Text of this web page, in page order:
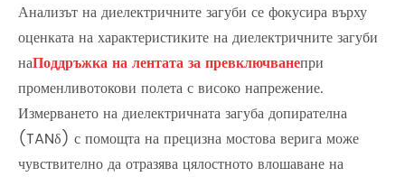
Анализът на диелектричните загуби се фокусира върху
оценката на характеристиките на диелектричните загуби
наПоддръжка на лентата за превключванепри
променливотокови полета с високо напрежение.
Измерването на диелектричната загуба допирателна
(TANδ) с помощта на прецизна мостова верига може
чувствително да отразява цялостното влошаване на